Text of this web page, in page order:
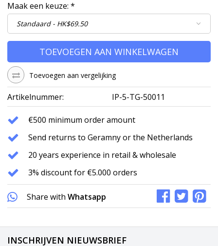
Maak een keuze: *
TOEVOEGEN AAN WINKELWAGEN
Toevoegen aan vergelijking
Artikelnummer: IP-5-TG-50011
€500 minimum order amount
Send returns to Geramny or the Netherlands
20 years experience in retail & wholesale
3% discount for €5.000 orders
Share with Whatsapp
INSCHRIJVEN NIEUWSBRIEF